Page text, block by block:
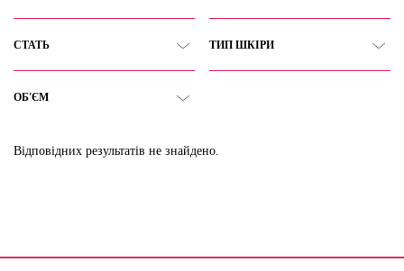
СТАТЬ ТИП ШКІРИ
ОБ'ЄМ
Відповідних результатів не знайдено.